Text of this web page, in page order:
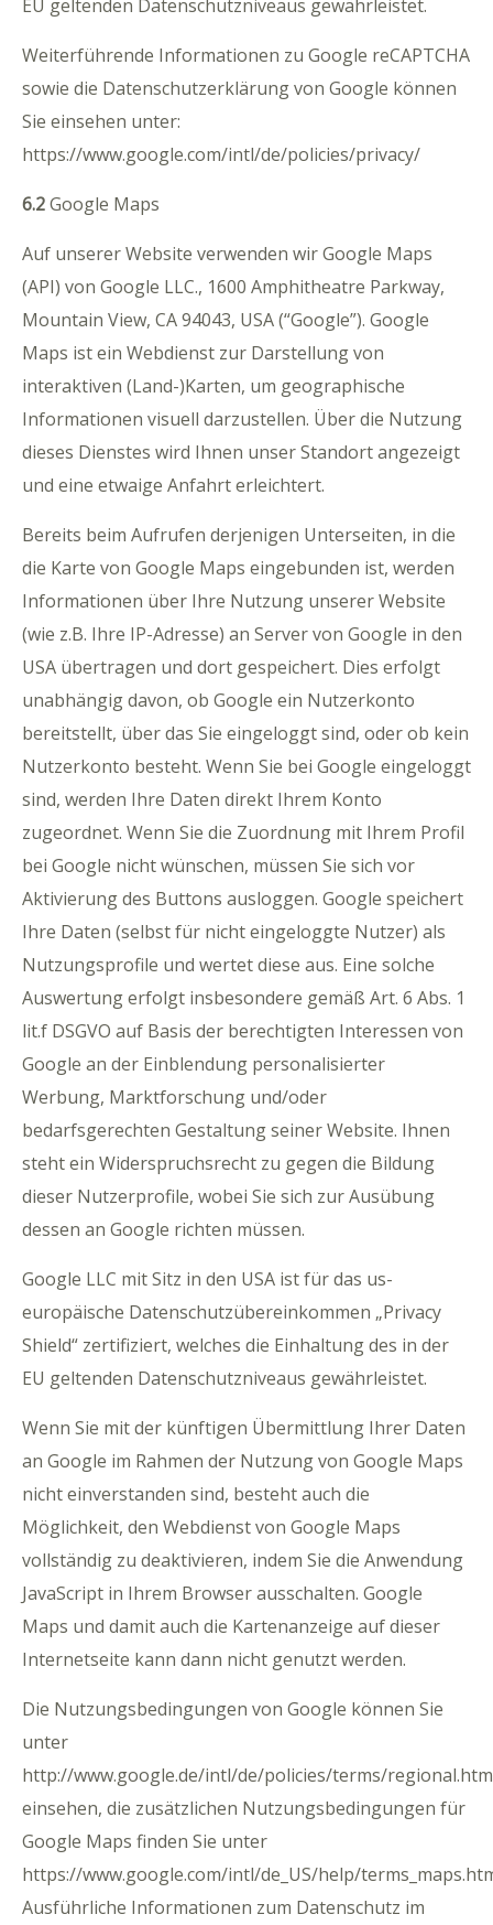
EU geltenden Datenschutzniveaus gewährleistet.
Weiterführende Informationen zu Google reCAPTCHA
sowie die Datenschutzerklärung von Google können
Sie einsehen unter:
https://www.google.com/intl/de/policies/privacy/
6.2Google Maps
Auf unserer Website verwenden wir Google Maps
(API) von Google LLC., 1600 Amphitheatre Parkway,
Mountain View, CA 94043, USA (“Google”). Google
Maps ist ein Webdienst zur Darstellung von
interaktiven (Land-)Karten, um geographische
Informationen visuell darzustellen. Über die Nutzung
dieses Dienstes wird Ihnen unser Standort angezeigt
und eine etwaige Anfahrt erleichtert.
Bereits beim Aufrufen derjenigen Unterseiten, in die
die Karte von Google Maps eingebunden ist, werden
Informationen über Ihre Nutzung unserer Website
(wie z.B. Ihre IP-Adresse) an Server von Google in den
USA übertragen und dort gespeichert. Dies erfolgt
unabhängig davon, ob Google ein Nutzerkonto
bereitstellt, über das Sie eingeloggt sind, oder ob kein
Nutzerkonto besteht. Wenn Sie bei Google eingeloggt
sind, werden Ihre Daten direkt Ihrem Konto
zugeordnet. Wenn Sie die Zuordnung mit Ihrem Profil
bei Google nicht wünschen, müssen Sie sich vor
Aktivierung des Buttons ausloggen. Google speichert
Ihre Daten (selbst für nicht eingeloggte Nutzer) als
Nutzungsprofile und wertet diese aus. Eine solche
Auswertung erfolgt insbesondere gemäß Art. 6 Abs. 1
lit.f DSGVO auf Basis der berechtigten Interessen von
Google an der Einblendung personalisierter
Werbung, Marktforschung und/oder
bedarfsgerechten Gestaltung seiner Website. Ihnen
steht ein Widerspruchsrecht zu gegen die Bildung
dieser Nutzerprofile, wobei Sie sich zur Ausübung
dessen an Google richten müssen.
Google LLC mit Sitz in den USA ist für das us-
europäische Datenschutzübereinkommen „Privacy
Shield“ zertifiziert, welches die Einhaltung des in der
EU geltenden Datenschutzniveaus gewährleistet.
Wenn Sie mit der künftigen Übermittlung Ihrer Daten
an Google im Rahmen der Nutzung von Google Maps
nicht einverstanden sind, besteht auch die
Möglichkeit, den Webdienst von Google Maps
vollständig zu deaktivieren, indem Sie die Anwendung
JavaScript in Ihrem Browser ausschalten. Google
Maps und damit auch die Kartenanzeige auf dieser
Internetseite kann dann nicht genutzt werden.
Die Nutzungsbedingungen von Google können Sie
unter
http://www.google.de/intl/de/policies/terms/
einsehen, die zusätzlichen Nutzungsbedingungen für
Google Maps finden Sie unter
https://www.google.com/intl/de_US/help/
Ausführliche Informationen zum Datenschutz im